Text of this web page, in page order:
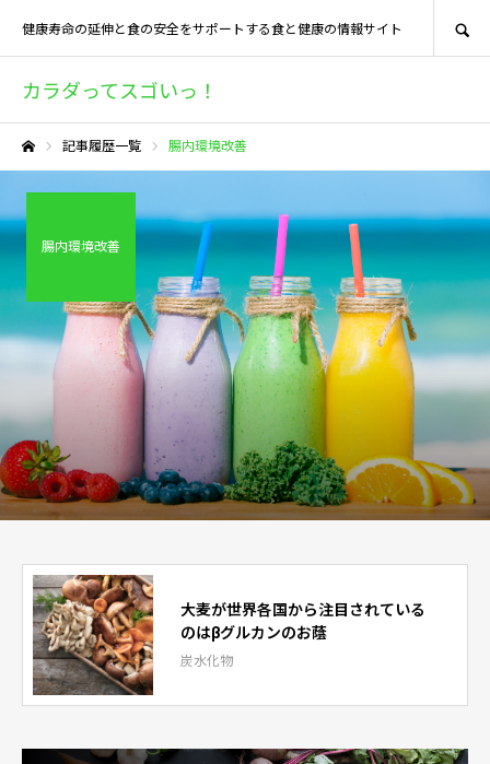
カラダってスゴいっ！
健康寿命の延伸と食の安全をサポートする食と健康の情報サイト
記事履歴一覧 腸内環境改善
腸内環境改善
大麦が世界各国から注目されている
のはβグルカンのお蔭
炭水化物